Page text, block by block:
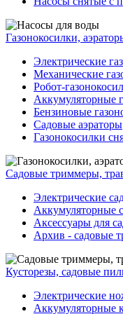
Газонокосилки,
Электрические
Механические
Робот-
Аккумуляторные
Бензиновые
Садовые аэраторы
Газонокосилки
Садовые триммеры,
Электрические
Аккумуляторные
Аксессуары для
Архив - садовые
Кусторезы, садовые
Электрические
Аккумуляторные